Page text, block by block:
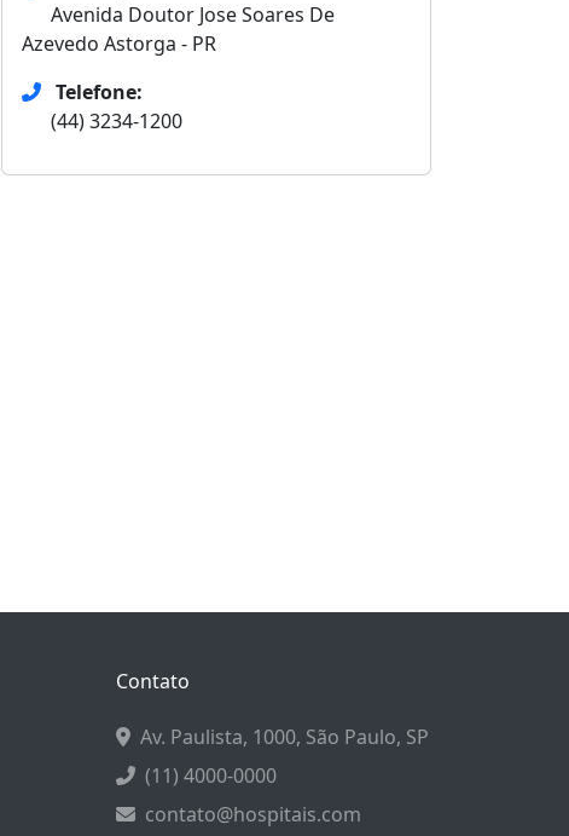
Avenida Doutor Jose Soares De
Azevedo Astorga - PR
Telefone:
(44) 3234-1200
Contato
Av. Paulista, 1000, São Paulo, SP
(11) 4000-0000
contato@hospitais.com